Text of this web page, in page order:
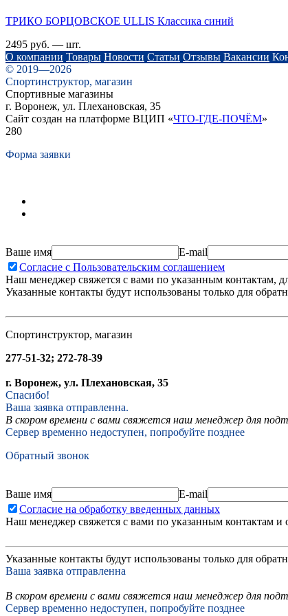
ТРИКО БОРЦОВСКОЕ ULLIS Классика синий
2495 руб. — шт.
О компании Товары Новости Статьи Отзывы Вакансии
© 2019—2026
Спортинструктор, магазин
Спортивные магазины
г. Воронеж, ул. Плехановская, 35
Сайт создан на платформе ВЦИП «ЧТО-ГДЕ-ПОЧЁМ»
280
Форма заявки
Ваше имя E-mail
Согласие с Пользовательским соглашением
Наш менеджер свяжется с вами по указанным контактам,
Указанные контакты будут использованы только для
Спортинструктор, магазин
277-51-32; 272-78-39
г. Воронеж, ул. Плехановская, 35
Спасибо!
Ваша заявка отправленна.
В скором времени с вами свяжется наш менеджер для
Сервер временно недоступен, попробуйте позднее
Обратный звонок
Ваше имя E-mail
Согласие на обработку введенных данных
Наш менеджер свяжется с вами по указанным контактам и
Указанные контакты будут использованы только для
Ваша заявка отправленна
В скором времени с вами свяжется наш менеджер для
Сервер временно недоступен, попробуйте позднее